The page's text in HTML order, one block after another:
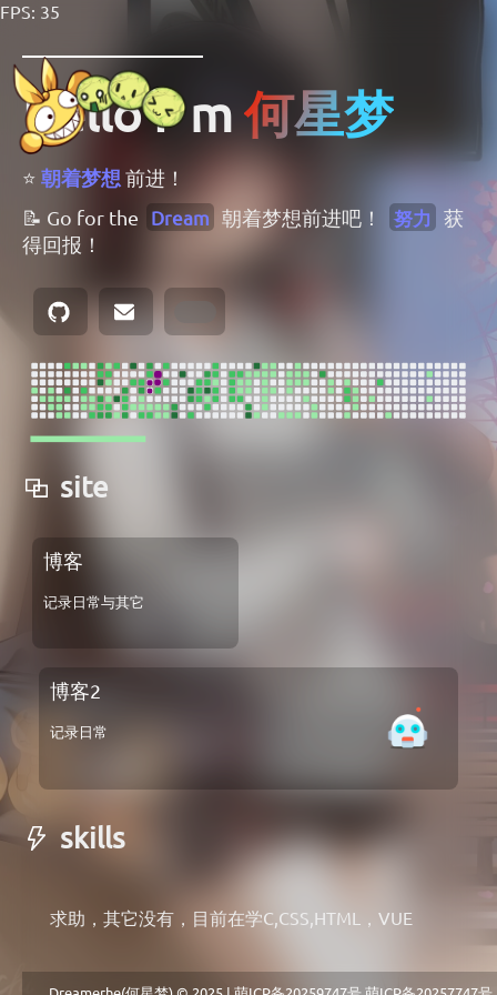
FPS: 35
Hello I' m 何星梦
⭐ 朝着梦想 前进！
📝 Go for the
Dream 朝着梦想前进吧！ 努力
获
得回报！
site
博客
记录日常与其它
博客2
记录日常
skills
求助，其它没有，目前在学C,CSS,HTML，VUE